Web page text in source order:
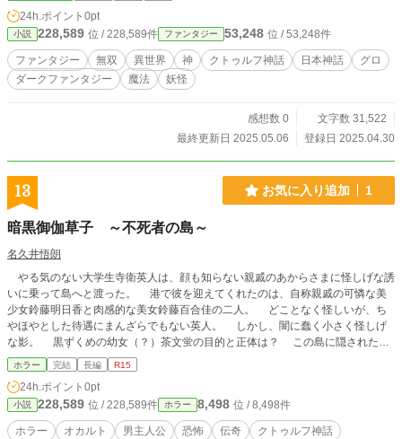
24h.ポイント 0pt
小説 228,589 位 / 228,589件 ファンタジー 53,248 位 / 53,248件
ファンタジー 無双 異世界 神 クトゥルフ神話 日本神話
グロ
ダークファンタジー
魔法 妖怪
感想数 0
文字数 31,522
最終更新日 2025.05.06
登録日 2025.04.30
13 お気に入り追加 1
暗黒御伽草子 ～不死者の島～
名久井悟朗
やる気のない大学生寺衛英人は、顔も知らない親戚のあからさまに怪しげな誘
いに乗って島へと渡った。 港で彼を迎えてくれたのは、自称親戚の可憐な美
少女鈴藤明日香と肉感的な美女鈴藤百合佳の二人。 どことなく怪しいが、ち
やほやとした待遇にまんざらでもない英人。 しかし、闇に蠢く小さく怪しげ
な影。 黒ずくめの幼女（？）茶文蛍の目的と正体は？ この島に隠された謎
とは？ （ヒント：サブタイトル） ラブ（クラフト神話風ダークファンタジーア
クション） コメ（ディ）
ホラー 完結 長編 R15
24h.ポイント 0pt
小説 228,589 位 / 228,589件 ホラー 8,498 位 / 8,498件
ホラー オカルト 男主人公 恐怖 伝奇
クトゥルフ神話